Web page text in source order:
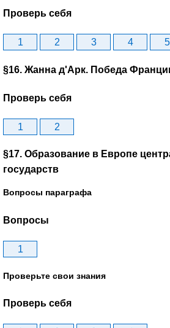
Проверь себя
1 2 3 4 5
§16. Жанна д'Арк. Победа
Проверь себя
1 2
§17. Образование в Европе
государств
Вопросы параграфа
Вопросы
1
Проверьте свои знания
Проверь себя